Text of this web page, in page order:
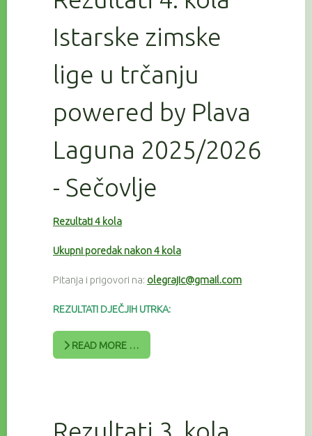
Istarske zimske
lige u trčanju
powered by Plava
Laguna 2025/2026
- Sečovlje
Rezultati 4 kola
Ukupni poredak nakon 4 kola
Pitanja i prigovori na: olegrajic@gmail.com
REZULTATI DJEČJIH UTRKA:
READ MORE …